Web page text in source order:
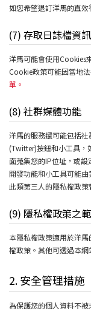
如您希望退訂洋馬的直
(7) 存取日誌檔資
洋馬可能會使用Cookies
Cookie政策可能因當地
單。
(8) 社群媒體功能
洋馬的服務還可能包括
(Twitter)按鈕和小工具，
面蒐集您的IP位址，或
開發功能和小工具可能
此類第三人的隱私權政策
(9) 隱私權政策之
本隱私權政策適用於洋
權政策。其他可透過本
2. 安全管理措施
為保護您的個人資料不